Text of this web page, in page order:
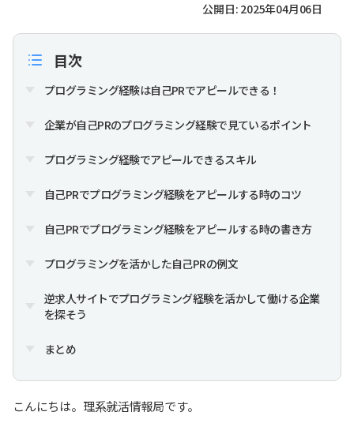
公開日: 2025年04月06日
目次
プログラミング経験は自己PRでアピールできる！
企業が自己PRのプログラミング経験で見ているポイント
プログラミング経験でアピールできるスキル
自己PRでプログラミング経験をアピールする時のコツ
自己PRでプログラミング経験をアピールする時の書き方
プログラミングを活かした自己PRの例文
逆求人サイトでプログラミング経験を活かして働ける企業
を探そう
まとめ
こんにちは。理系就活情報局です。